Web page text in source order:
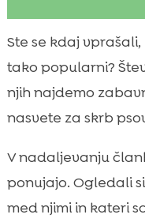
 Kaj so pasji
 Najbolj
 Kako najti
 Nasveti za
 Pasje športne
 Zakaj
 Pasje vsebine
Ste se kdaj vprašali,
tako popularni?
njih najdemo
nasvete za skrb
V nadaljevanju
ponujajo. Ogledali
med njimi in kateri